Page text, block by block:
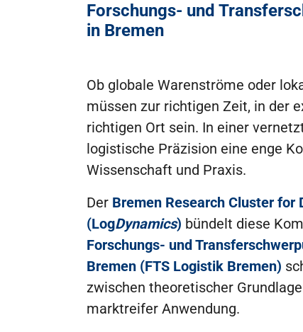
Forschungs- und
in Bremen
Ob globale Warenströme oder
müssen zur richtigen Zeit, in der
richtigen Ort sein. In einer
logistische Präzision eine enge
Wissenschaft und Praxis.
Der Bremen Research Cluster for
(LogDynamics) bündelt diese
Forschungs- und
Bremen (FTS Logistik Bremen)
zwischen theoretischer
marktreifer Anwendung.